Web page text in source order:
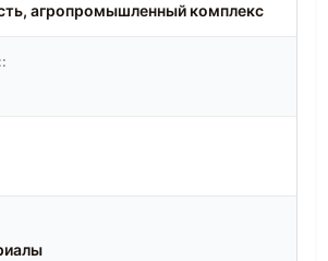
агропромышленный комплекс